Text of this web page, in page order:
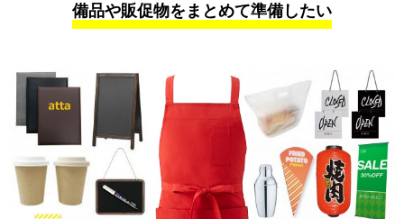
備品や販促物をまとめて準備したい